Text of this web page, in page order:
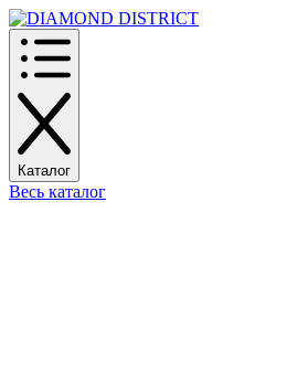
Каталог
Весь каталог